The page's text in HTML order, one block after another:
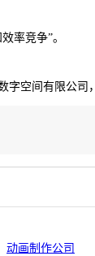
率竞争”。
空间有限公司
动画制作公司